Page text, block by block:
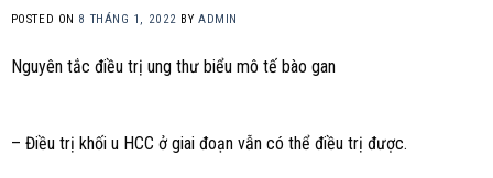
POSTED ON 8 THÁNG 1, 2022 BYADMIN
Nguyên tắc điều trị ung thư biểu mô tế bào gan
– Điều trị khối u HCC ở giai đoạn vẫn có thể điều trị được.